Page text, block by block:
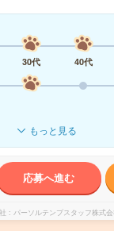
30代 40代
もっと見る
応募へ進む
パーソルテンプスタッフ株式会